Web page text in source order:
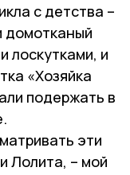
с детства –
лоскутками, и
«Хозяйка
подержать в
эти
Лолита, – мой